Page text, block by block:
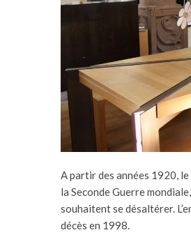
A partir des années 1920,
la Seconde Guerre
souhaitent se désaltérer.
décès en 1998.